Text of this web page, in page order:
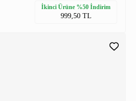
İkinci Ürüne %50 İndirim
999,50 TL